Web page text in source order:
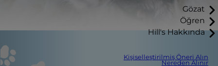
Gözat
Öğren
Hill's Hakkında
Kişiselleştirilmiş Öneri Alın
Nereden Alınır